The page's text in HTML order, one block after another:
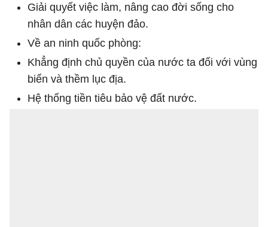
Giải quyết việc làm, nâng cao đời sống cho
nhân dân các huyện đảo.
Về an ninh quốc phòng:
Khẳng định chủ quyền của nước ta đối với vùng
biển và thềm lục địa.
Hệ thống tiền tiêu bảo vệ đất nước.